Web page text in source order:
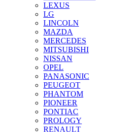
LEXUS
LG
LINCOLN
MAZDA
MERCEDES
MITSUBISHI
NISSAN
OPEL
PANASONIC
PEUGEOT
PHANTOM
PIONEER
PONTIAC
PROLOGY
RENAULT